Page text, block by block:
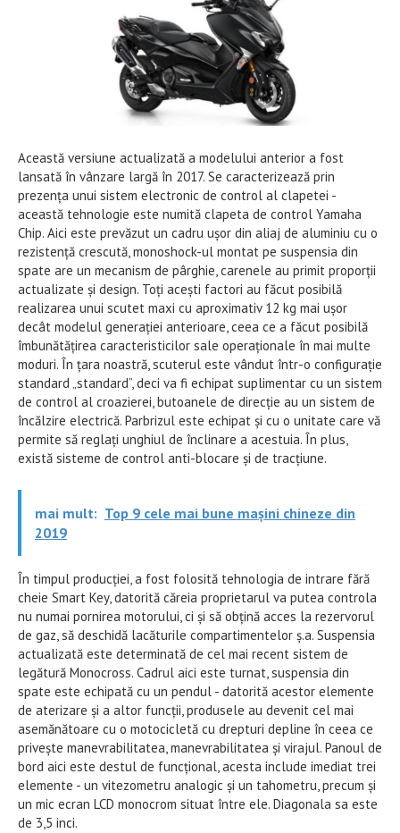
Această versiune actualizată a modelului anterior a fost
lansată în vânzare largă în 2017. Se caracterizează prin
prezența unui sistem electronic de control al clapetei -
această tehnologie este numită clapeta de control Yamaha
Chip. Aici este prevăzut un cadru ușor din aliaj de aluminiu cu o
rezistență crescută, monoshock-ul montat pe suspensia din
spate are un mecanism de pârghie, carenele au primit proporții
actualizate și design. Toți acești factori au făcut posibilă
realizarea unui scutet maxi cu aproximativ 12 kg mai ușor
decât modelul generației anterioare, ceea ce a făcut posibilă
îmbunătățirea caracteristicilor sale operaționale în mai multe
moduri. În țara noastră, scuterul este vândut într-o configurație
standard „standard”, deci va fi echipat suplimentar cu un sistem
de control al croazierei, butoanele de direcție au un sistem de
încălzire electrică. Parbrizul este echipat și cu o unitate care vă
permite să reglați unghiul de înclinare a acestuia. În plus,
există sisteme de control anti-blocare și de tracțiune.
mai mult: Top 9 cele mai bune mașini chineze din
2019
În timpul producției, a fost folosită tehnologia de intrare fără
cheie Smart Key, datorită căreia proprietarul va putea controla
nu numai pornirea motorului, ci și să obțină acces la rezervorul
de gaz, să deschidă lacăturile compartimentelor ș.a. Suspensia
actualizată este determinată de cel mai recent sistem de
legătură Monocross. Cadrul aici este turnat, suspensia din
spate este echipată cu un pendul - datorită acestor elemente
de aterizare și a altor funcții, produsele au devenit cel mai
asemănătoare cu o motocicletă cu drepturi depline în ceea ce
privește manevrabilitatea, manevrabilitatea și virajul. Panoul de
bord aici este destul de funcțional, acesta include imediat trei
elemente - un vitezometru analogic și un tahometru, precum și
un mic ecran LCD monocrom situat între ele. Diagonala sa este
de 3,5 inci.